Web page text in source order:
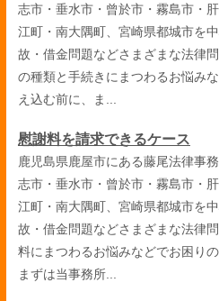
志市・垂水市・曾於市・霧島市・
江町・南大隅町、宮崎県都城市を
故・借金問題などさまざまな法律
の種類と手続きにまつわるお悩み
え込む前に、ま...
慰謝料を請求できるケース
鹿児島県鹿屋市にある藤尾法律事
志市・垂水市・曾於市・霧島市・
江町・南大隅町、宮崎県都城市を
故・借金問題などさまざまな法律
料にまつわるお悩みなどでお困り
まずは当事務所...